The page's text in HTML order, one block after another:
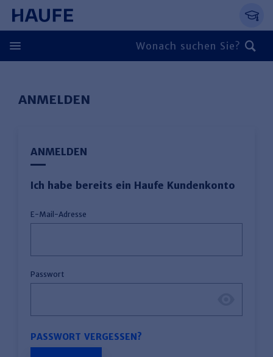
Springe direkt zum Hauptinhalt, zur
Zum Hauptinhalt springen
Zur Navigation springen
Zur Suche springen
ANMELDEN
ANMELDEN
Ich habe bereits ein Haufe Kundenkonto
E-Mail-Adresse
Passwort
PASSWORT VERGESSEN?